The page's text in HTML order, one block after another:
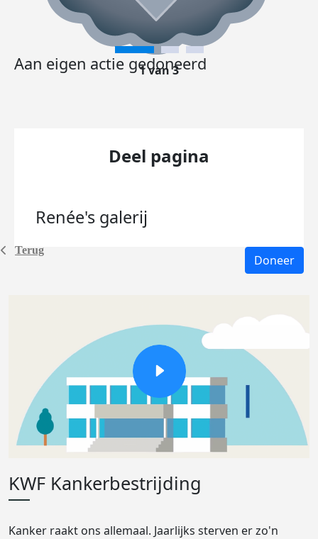
Terug
Aan eigen actie gedoneerd
1 van 3
Deel pagina
Renée's galerij
Doneer
KWF Kankerbestrijding
Kanker raakt ons allemaal. Jaarlijks sterven er zo'n